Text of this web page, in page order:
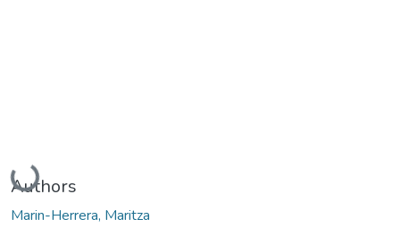
Loading...
Authors
Marin-Herrera, Maritza